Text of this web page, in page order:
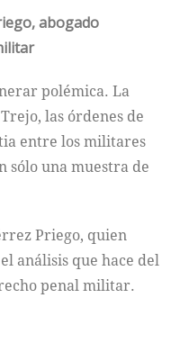
abogado
polémica. La
las órdenes de
entre los militares
sólo una muestra de
Priego, quien
análisis que hace del
penal militar.